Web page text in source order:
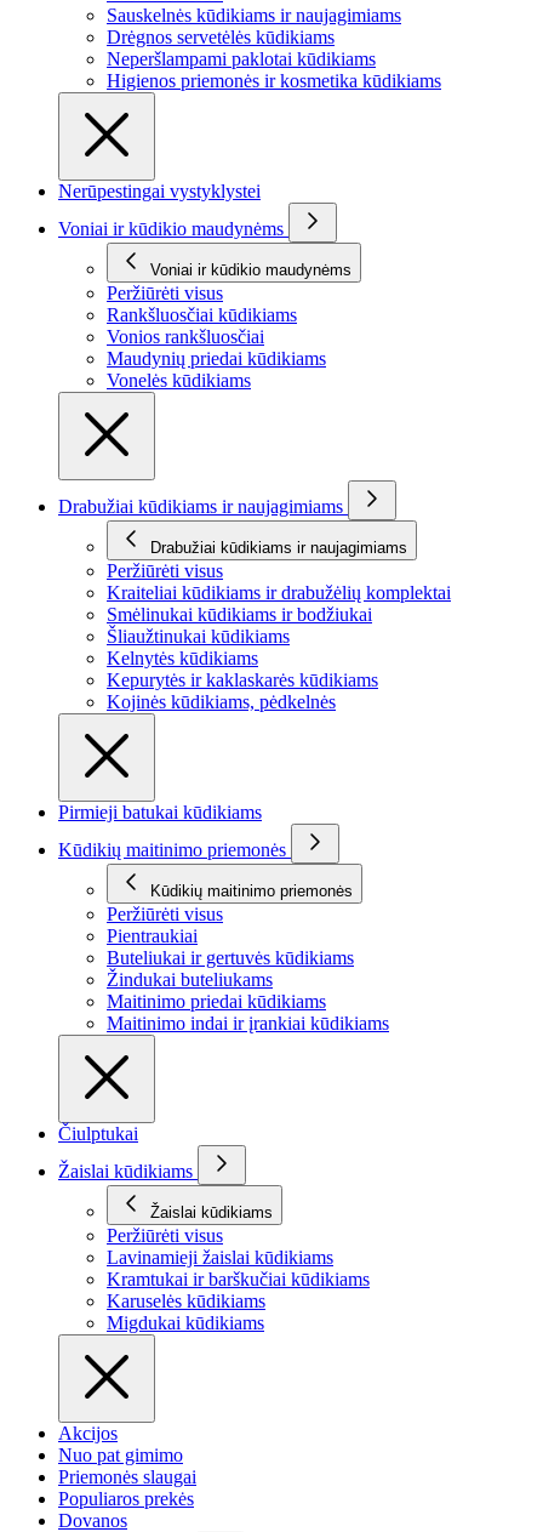
Sauskelnės kūdikiams ir naujagimiams
Drėgnos servetėlės kūdikiams
Neperšlampami paklotai kūdikiams
Higienos priemonės ir kosmetika kūdikiams
Nerūpestingai vystyklystei
Voniai ir kūdikio maudynėms
Voniai ir kūdikio maudynėms
Peržiūrėti visus
Rankšluosčiai kūdikiams
Vonios rankšluosčiai
Maudynių priedai kūdikiams
Vonelės kūdikiams
Drabužiai kūdikiams ir naujagimiams
Drabužiai kūdikiams ir naujagimiams
Peržiūrėti visus
Kraiteliai kūdikiams ir drabužėlių komplektai
Smėlinukai kūdikiams ir bodžiukai
Šliaužtinukai kūdikiams
Kelnytės kūdikiams
Kepurytės ir kaklaskarės kūdikiams
Kojinės kūdikiams, pėdkelnės
Pirmieji batukai kūdikiams
Kūdikių maitinimo priemonės
Kūdikių maitinimo priemonės
Peržiūrėti visus
Pientraukiai
Buteliukai ir gertuvės kūdikiams
Žindukai buteliukams
Maitinimo priedai kūdikiams
Maitinimo indai ir įrankiai kūdikiams
Čiulptukai
Žaislai kūdikiams
Žaislai kūdikiams
Peržiūrėti visus
Lavinamieji žaislai kūdikiams
Kramtukai ir barškučiai kūdikiams
Karuselės kūdikiams
Migdukai kūdikiams
Akcijos
Nuo pat gimimo
Priemonės slaugai
Populiaros prekės
Dovanos